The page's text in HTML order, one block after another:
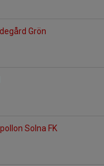
Grön
Solna FK